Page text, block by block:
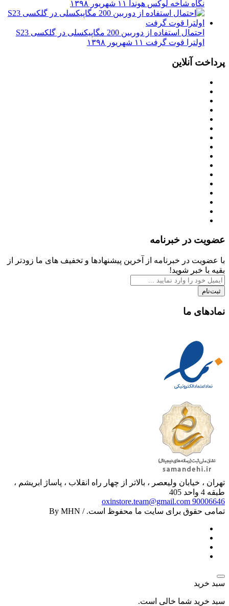
نگاه شاخه لوکس هوندا ۱۱ شهریور ۱۳۹۸
احتمال استفاده از دوربین 200 مگاپیکسلی در گلکسی S23
اولترا قوت گرفت ۱۱ شهریور ۱۳۹۸
پرداخت آنلاین
عضویت در خبرنامه
با عضویت در خبرنامه از آخرین پیشنهادها و تخفیف های ما زودتر از
بقیه با خبر شوید!
ثبت‌نام
نمادهای ما
تهران ، خیابان ولیعصر ، بالاتر از چهار راه انقلاب ، پاساژ ابریشم ،
طبقه 4 واحد 405
90006646
oxinstore.team@gmail.com
تمامی حقوق برای سایت ما محفوظ است. / By MHN
سبد خرید
سبد خرید شما خالی است.